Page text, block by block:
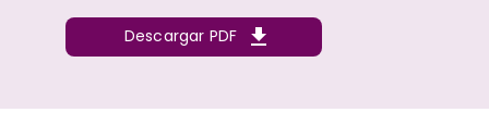
Descargar PDF